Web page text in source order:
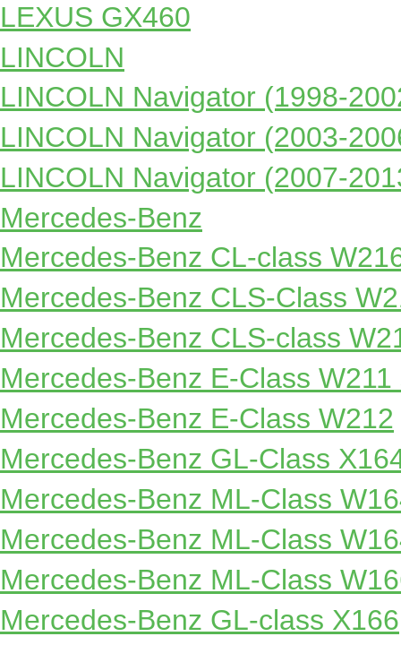
LEXUS GX460
LINCOLN
LINCOLN Navigator (1998-
LINCOLN Navigator (2003-
LINCOLN Navigator (2007-
Mercedes-Benz
Mercedes-Benz CL-class
Mercedes-Benz CLS-Class
Mercedes-Benz CLS-class
Mercedes-Benz E-Class
Mercedes-Benz E-Class W212
Mercedes-Benz GL-Class
Mercedes-Benz ML-Class
Mercedes-Benz ML-Class
Mercedes-Benz ML-Class
Mercedes-Benz GL-class X166